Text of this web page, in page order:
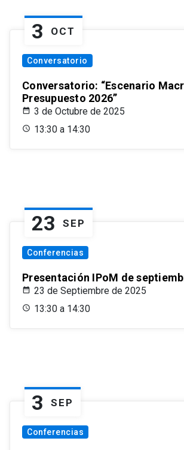
3 OCT
Conversatorio
Conversatorio: “Escenario
Presupuesto 2026”
3 de Octubre de 2025
13:30 a 14:30
23 SEP
Conferencias
Presentación IPoM de
23 de Septiembre de 2025
13:30 a 14:30
3 SEP
Conferencias